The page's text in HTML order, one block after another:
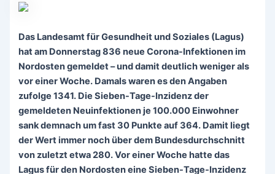
Das Landesamt für Gesundheit und Soziales (Lagus)
hat am Donnerstag 836 neue Corona-Infektionen im
Nordosten gemeldet – und damit deutlich weniger als
vor einer Woche. Damals waren es den Angaben
zufolge 1341. Die Sieben-Tage-Inzidenz der
gemeldeten Neuinfektionen je 100.000 Einwohner
sank demnach um fast 30 Punkte auf 364. Damit liegt
der Wert immer noch über dem Bundesdurchschnitt
von zuletzt etwa 280. Vor einer Woche hatte das
Lagus für den Nordosten eine Sieben-Tage-Inzidenz